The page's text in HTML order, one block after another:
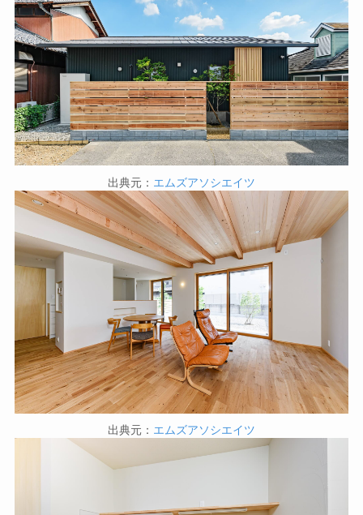
出典元： エムズアソシエイツ
出典元： エムズアソシエイツ